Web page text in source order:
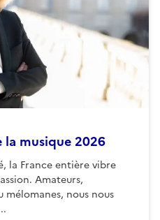
la musique 2026
la France entière vibre
Amateurs,
mélomanes, nous nous